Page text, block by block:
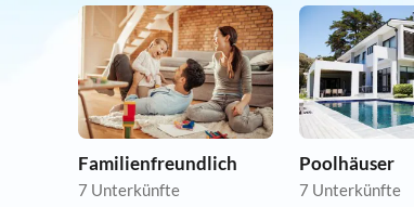
Familienfreundlich
7 Unterkünfte
Poolhäuser
7 Unterkünfte